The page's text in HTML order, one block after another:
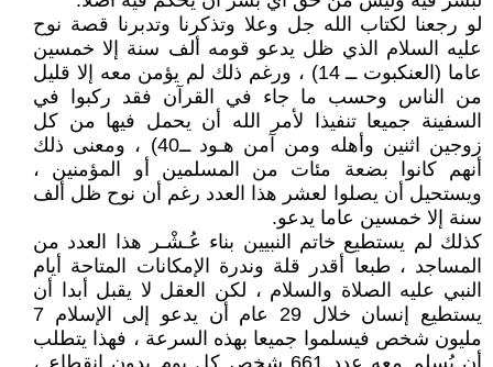
لو رجعنا لكتاب الله جل وعلا وتذكرنا وتدبرنا قصة نوح
عليه السلام الذي ظل يدعو قومه ألف سنة إلا خمسين
عاما (العنكبوت ــ 14) ، ورغم ذلك لم يؤمن معه إلا قليل
من الناس وحسب ما جاء في القرآن فقد ركبوا في
السفينة جميعا تنفيذا لأمر الله أن يحمل فيها من كل
زوجين اثنين وأهله ومن آمن هـود ــ40) ، ومعنى ذلك
أنهم كانوا بضعة مئات من المسلمين أو المؤمنين ،
ويستحيل أن يصلوا لعشر هذا العدد رغم أن نوح ظل ألف
سنة إلا خمسين عاما يدعو.
كذلك لم يستطيع خاتم النبيين بناء عُـشْـر هذا العدد من
المساجد ، طبعا أقدر قلة وندرة الإمكانات المتاحة أيام
النبي عليه الصلاة والسلام ، لكن العقل لا يقبل أبدا أن
يستطيع إنسان خلال 29 عام أن يدعو إلى الإسلام 7
مليون شخص فيسلموا جميعا بهذه السرعة ، فهذا يتطلب